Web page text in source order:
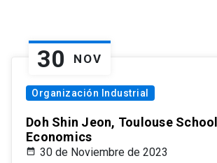
30 NOV
Organización Industrial
Doh Shin Jeon, Toulouse
Economics
30 de Noviembre de 2023